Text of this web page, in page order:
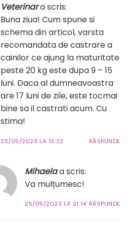
Veterinara scris:
Buna ziua! Cum spune si
schema din articol, varsta
recomandata de castrare a
cainilor ce ajung la maturitate
peste 20 kg este dupa 9 – 15
luni. Daca al dumneavoastra
are 17 luni de zile, este tocmai
bine sa il castrati acum. Cu
stima!
25/05/2023 LA 13:22 RĂSPUNDE
Mihaelaa scris:
Va mulțumesc!
25/05/2023 LA 21:14 RĂSPUNDE